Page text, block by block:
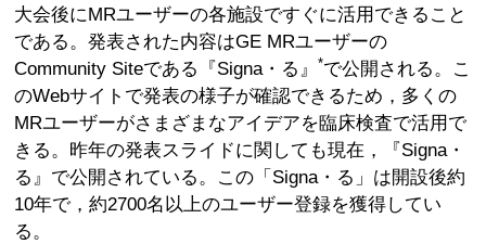
大会後にMRユーザーの各施設ですぐに活用できること
である。発表された内容はGE MRユーザーの
Community Siteである『Signa・る』
*で公開される。こ
のWebサイトで発表の様子が確認できるため，多くの
MRユーザーがさまざまなアイデアを臨床検査で活用で
きる。昨年の発表スライドに関しても現在，『Signa・
る』で公開されている。この「Signa・る」は開設後約
10年で，約2700名以上のユーザー登録を獲得してい
る。